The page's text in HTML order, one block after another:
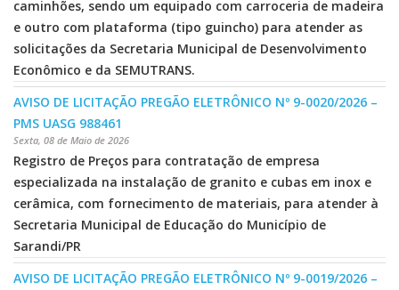
caminhões, sendo um equipado com carroceria de madeira
e outro com plataforma (tipo guincho) para atender as
solicitações da Secretaria Municipal de Desenvolvimento
Econômico e da SEMUTRANS.
AVISO DE LICITAÇÃO PREGÃO ELETRÔNICO Nº 9-0020/2026 –
PMS UASG 988461
Sexta, 08 de Maio de 2026
Registro de Preços para contratação de empresa
especializada na instalação de granito e cubas em inox e
cerâmica, com fornecimento de materiais, para atender à
Secretaria Municipal de Educação do Município de
Sarandi/PR
AVISO DE LICITAÇÃO PREGÃO ELETRÔNICO Nº 9-0019/2026 –